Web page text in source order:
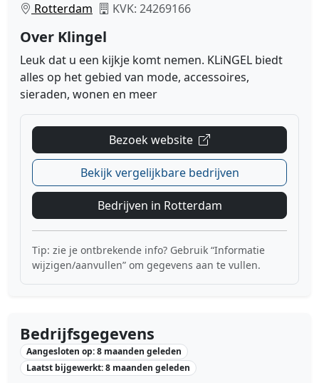
Rotterdam KVK: 24269166
Over Klingel
Leuk dat u een kijkje komt nemen. KLiNGEL biedt
alles op het gebied van mode, accessoires,
sieraden, wonen en meer
Bezoek website
Bekijk vergelijkbare bedrijven
Bedrijven in Rotterdam
Tip: zie je ontbrekende info? Gebruik “Informatie
wijzigen/aanvullen” om gegevens aan te vullen.
Bedrijfsgegevens
Aangesloten op: 8 maanden geleden
Laatst bijgewerkt: 8 maanden geleden